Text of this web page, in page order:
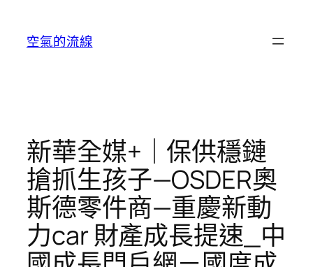
空氣的流線
新華全媒+｜保供穩鏈
搶抓生孩子—OSDER奧
斯德零件商—重慶新動
力car 財產成長提速_中